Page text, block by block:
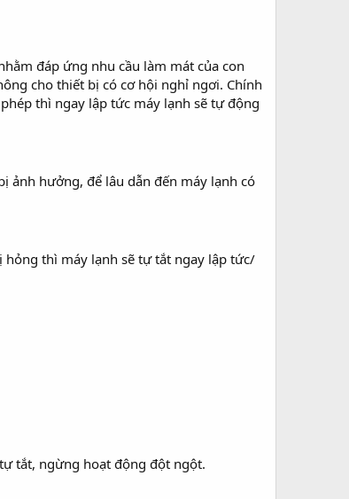
đáp ứng nhu cầu làm mát của con
cho thiết bị có cơ hội nghỉ ngơi. Chính
thì ngay lập tức máy lạnh sẽ tự động
ảnh hưởng, để lâu dẫn đến máy lạnh có
thì máy lạnh sẽ tự tắt ngay lập tức/
tắt, ngừng hoạt động đột ngột.